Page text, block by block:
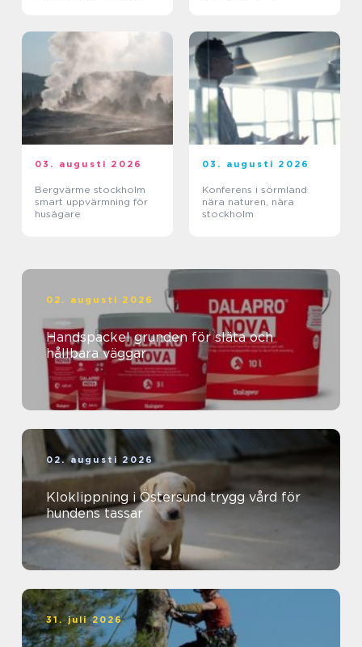
03. augusti 2026
Bergvärme stockholm
smart uppvärmning för
husägare
03. augusti 2026
Konferens i sörmland
nära naturen, nära
stockholm
02. augusti 2026
Handspackel grunden för släta och
hållbara väggar
02. augusti 2026
Kloklippning i Östersund trygg vård för
hundens tassar
31. juli 2026